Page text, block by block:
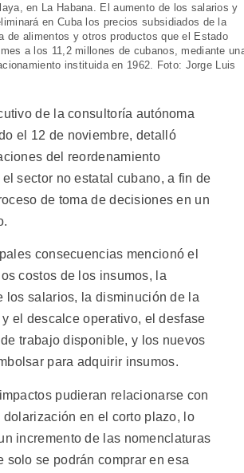
en La Habana. El aumento de los salarios y
en Cuba los precios subsidiados de la
de alimentos y otros productos que el Estado
a los 11,2 millones de cubanos, mediante
instituida en 1962. Foto: Jorge Luis
de la consultoría autónoma
el 12 de noviembre, detalló
del reordenamiento
sector no estatal cubano, a fin de
de toma de decisiones en un
consecuencias mencionó el
costos de los insumos, la
los salarios, la disminución de la
el descalce operativo, el desfase
trabajo disponible, y los nuevos
para adquirir insumos.
pudieran relacionarse con
en el corto plazo, lo
incremento de las nomenclaturas
solo se podrán comprar en esa